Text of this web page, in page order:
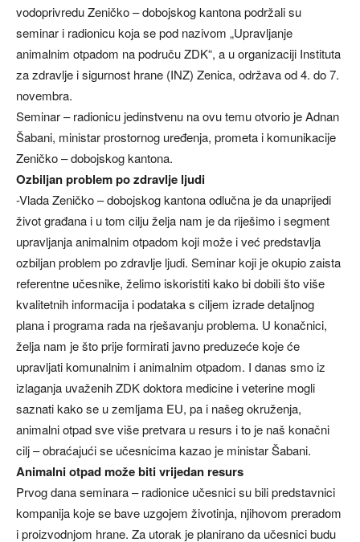
vodoprivredu Zeničko – dobojskog kantona podržali su
seminar i radionicu koja se pod nazivom „Upravljanje
animalnim otpadom na područu ZDK“, a u organizaciji Instituta
za zdravlje i sigurnost hrane (INZ) Zenica, održava od 4. do 7.
novembra.
Seminar – radionicu jedinstvenu na ovu temu otvorio je Adnan
Šabani, ministar prostornog uređenja, prometa i komunikacije
Zeničko – dobojskog kantona.
Ozbiljan problem po zdravlje ljudi
-Vlada Zeničko – dobojskog kantona odlučna je da unaprijedi
život građana i u tom cilju želja nam je da riješimo i segment
upravljanja animalnim otpadom koji može i već predstavlja
ozbiljan problem po zdravlje ljudi. Seminar koji je okupio zaista
referentne učesnike, želimo iskoristiti kako bi dobili što više
kvalitetnih informacija i podataka s ciljem izrade detaljnog
plana i programa rada na rješavanju problema. U konačnici,
želja nam je što prije formirati javno preduzeće koje će
upravljati komunalnim i animalnim otpadom. I danas smo iz
izlaganja uvaženih ZDK doktora medicine i veterine mogli
saznati kako se u zemljama EU, pa i našeg okruženja,
animalni otpad sve više pretvara u resurs i to je naš konačni
cilj – obraćajući se učesnicima kazao je ministar Šabani.
Animalni otpad može biti vrijedan resurs
Prvog dana seminara – radionice učesnici su bili predstavnici
kompanija koje se bave uzgojem životinja, njihovom preradom
i proizvodnjom hrane. Za utorak je planirano da učesnici budu